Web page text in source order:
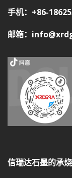
手机：+86-
邮箱：
信瑞达石墨的承